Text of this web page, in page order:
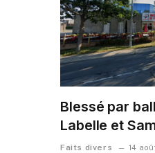
Blessé par
Labelle et
Faits divers 14